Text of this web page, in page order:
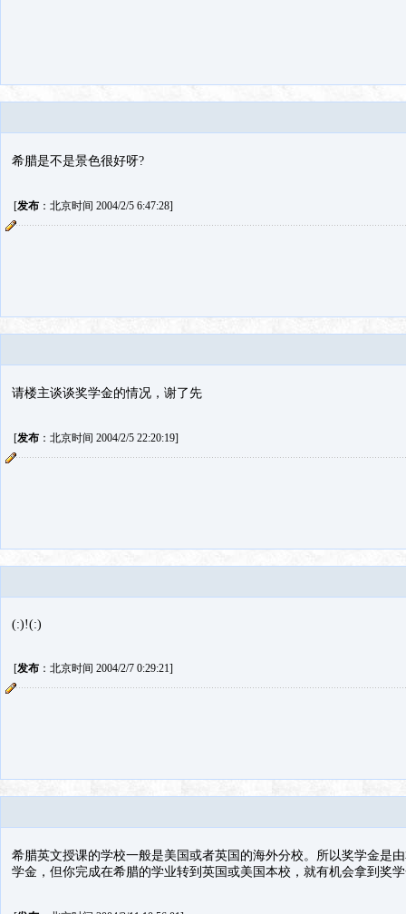
希腊是不是景色很好呀?
[发布：北京时间 2004/2/5 6:47:28]
请楼主谈谈奖学金的情况，谢了先
[发布：北京时间 2004/2/5 22:20:19]
(:)!(:)
[发布：北京时间 2004/2/7 0:29:21]
希腊英文授课的学校一般是美国或者英国的海外分校。所以奖学金是
学金，但你完成在希腊的学业转到英国或美国本校，就有机会拿到奖